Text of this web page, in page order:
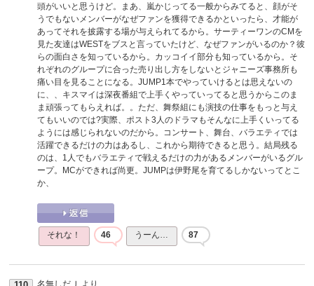
頭がいいと思うけど。まあ、嵐かじってる一般からみてると、顔がそ
うでもないメンバーがなぜファンを獲得できるかといったら、才能が
あってそれを披露する場が与えられてるから。サーティーワンのCMを
見た友達はWESTをブスと言っていたけど、なぜファンがいるのか？彼
らの面白さを知っているから。カッコイイ部分も知っているから。そ
れぞれのグループに合った売り出し方をしないとジャニーズ事務所も
痛い目を見ることになる。JUMP1本でやっていけるとは思えないの
に、、キスマイは深夜番組で上手くやっていってると思うからこのま
ま頑張ってもらえれば。。ただ、舞祭組にも演技の仕事をもっと与え
てもいいのでは?実際、ポスト3人のドラマもそんなに上手くいってる
ようには感じられないのだから。コンサート、舞台、バラエティでは
活躍できるだけの力はあるし、これから期待できると思う。結局残る
のは、1人でもバラエティで戦えるだけの力があるメンバーがいるグル
ープ。MCができれば尚更。JUMPは伊野尾を育てるしかないってとこ
か、
それな！ 46 うーん… 87
名無しだＪ より